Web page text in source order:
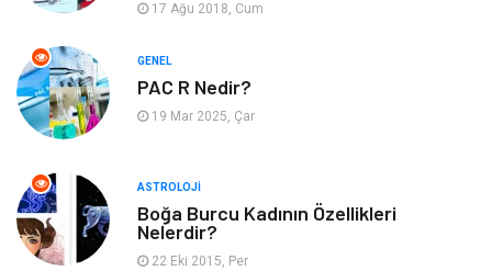
Genel Kültür
Müzik
Mobilya
Finans
17 Ağu 2018, Cum
GENEL
PAC R Nedir?
19 Mar 2025, Çar
ASTROLOJI
Boğa Burcu Kadının Özellikleri
Nelerdir?
22 Eki 2015, Per